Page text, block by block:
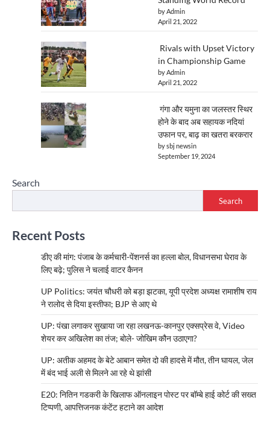
by Admin
April 21, 2022
Rivals with Upset Victory
in Championship Game
by Admin
April 21, 2022
गंगा और यमुना का जलस्तर स्थिर
होने के बाद अब सहायक नदियां
उफान पर, बाढ़ का खतरा बरकरार
by sbj newsin
September 19, 2024
Search
Search
Recent Posts
डीए की मांग: पंजाब के कर्मचारी-पेंशनर्स का हल्ला बोल, विधानसभा घेराव के
लिए बढ़े; पुलिस ने चलाई वाटर कैनन
UP Politics: जयंत चौधरी को बड़ा झटका, यूपी प्रदेश अध्यक्ष रामाशीष राय
ने रालोद से दिया इस्तीफा; BJP से आए थे
UP: पंखा लगाकर सुखाया जा रहा लखनऊ-कानपुर एक्सप्रेस वे, Video
शेयर कर अखिलेश का तंज; बोले- जोखिम कौन उठाएगा?
UP: अतीक अहमद के बेटे आबान समेत दो की हादसे में मौत, तीन घायल, जेल
में बंद भाई अली से मिलने आ रहे थे झांसी
E20: नितिन गडकरी के खिलाफ ऑनलाइन पोस्ट पर बॉम्बे हाई कोर्ट की सख्त
टिप्पणी, आपत्तिजनक कंटेंट हटाने का आदेश